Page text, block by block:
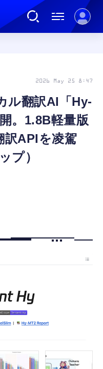
ト
ル翻訳AI「Hy-
。1.8B軽量版
APIを凌駕
プ）
2026 May 25 8:47